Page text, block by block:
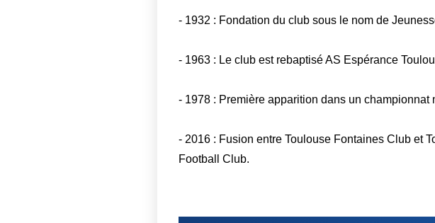
- 1932 : Fondation du club sous le nom de
- 1963 : Le club est rebaptisé AS Espérance
- 1978 : Première apparition dans un
- 2016 : Fusion entre Toulouse Fontaines Club et
Football Club.